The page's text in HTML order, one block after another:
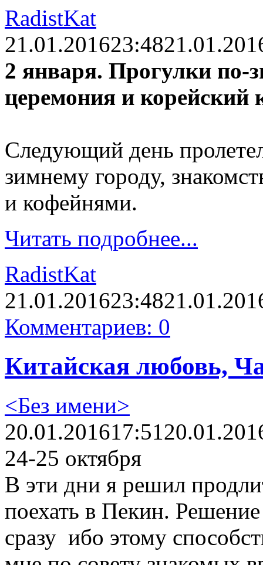
RadistKat
21.01.201623:48
2 января. Прогулки
церемония и корейский
Следующий день
зимнему городу,
и кофейнями.
Читать подробнее...
RadistKat
21.01.201623:48
Комментариев: 0
Китайская любовь,
<Без имени>
20.01.201617:51
24-25 октября
В эти дни я решил
поехать в Пекин.
сразу ибо этому